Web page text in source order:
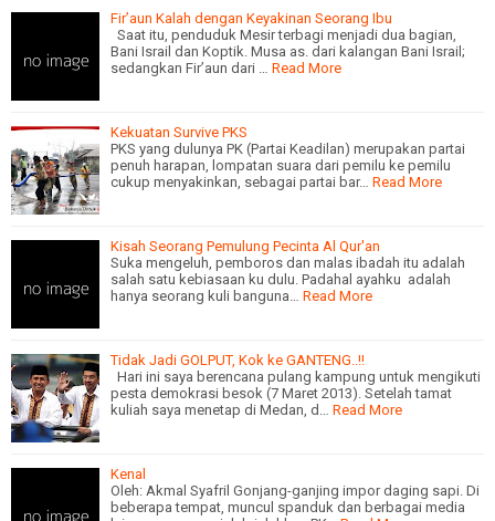
Fir’aun Kalah dengan Keyakinan Seorang Ibu
Saat itu, penduduk Mesir terbagi menjadi dua bagian,
Bani Israil dan Koptik. Musa as. dari kalangan Bani Israil;
sedangkan Fir’aun dari …
Read More
Kekuatan Survive PKS
PKS yang dulunya PK (Partai Keadilan) merupakan partai
penuh harapan, lompatan suara dari pemilu ke pemilu
cukup menyakinkan, sebagai partai bar…
Read More
Kisah Seorang Pemulung Pecinta Al Qur'an
Suka mengeluh, pemboros dan malas ibadah itu adalah
salah satu kebiasaan ku dulu. Padahal ayahku adalah
hanya seorang kuli banguna…
Read More
Tidak Jadi GOLPUT, Kok ke GANTENG..!!
Hari ini saya berencana pulang kampung untuk mengikuti
pesta demokrasi besok (7 Maret 2013). Setelah tamat
kuliah saya menetap di Medan, d…
Read More
Kenal
Oleh: Akmal Syafril Gonjang-ganjing impor daging sapi. Di
beberapa tempat, muncul spanduk dan berbagai media